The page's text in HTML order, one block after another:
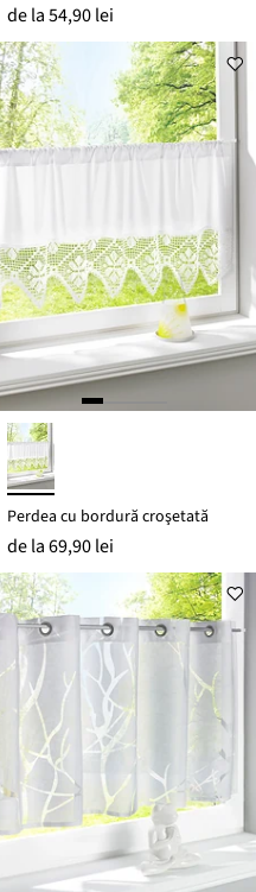
de la54,90 lei
Perdea cu bordură croşetată
de la69,90 lei